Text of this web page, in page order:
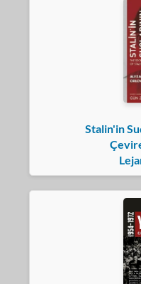
Stalin'in